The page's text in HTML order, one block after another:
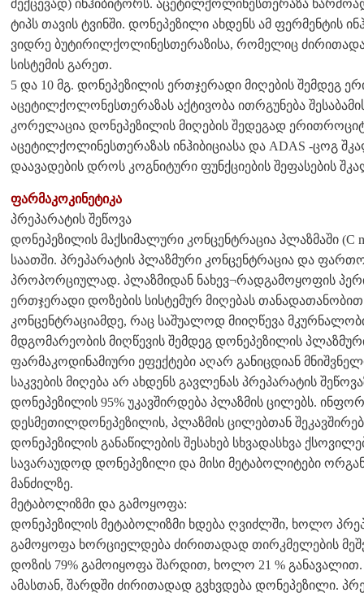
შექცევად) ინჰიბიტორს. აცეტილქოლინესთერაზა
ტიპს თავის ტვინში. დონეპეზილი ახდენს ამ ფერმენტის
ვიდრე ბუტირილქოლინესთერაზისა, რომელიც
სისტემის გარეთ.
5 და 10 მგ. დონეპეზილის ერთჯერადი მიღების შემდეგ
აცეტილქოლონესთერაზას აქტივობა ითრგუნება
კორელაცია დონეპეზილის მიღების შედეგად
აცეტილქოლინესთერაზას ინჰიბიციასა და ADAS -ცოგ
დაავადების დროს კოგნიტური ფუნქციების შეფასების
ფარმაკოკინეტიკა
პრეპარატის შეწოვა
დონეპეზილის მაქსიმალური კონცენტრაცია პლაზმაში (C
საათში. პრეპარატის პლაზმური კონცენტრაცია და
პროპორციულად. პლაზმიდან ნახევ¬რადგამოყოფის
ერთჯერადი დოზების სისტემურ მიღებას
კონცენტრაციამდე, რაც საშუალოდ მიიღწევა
მდგომარეობის მიღწევის შემდეგ დონეპეზილის
ფარმაკოდინამიური ეფექტები აღარ განიცდიან
საკვების მიღება არ ახდენს გავლენას პრეპარატის
დონეპეზილის 95% უკავშირდება პლაზმის ცილებს.
დესმეთილდონეპეზილის, პლაზმის ცილებთან
დონეპეზილის განაწილების შესახებ სხვადასხვა
სავარაუდოდ დონეპეზილი და მისი მეტაბოლიტები
მანძილზე.
მეტაბოლიზმი და გამოყოფა:
დონეპეზილის მეტაბოლიზმი ხდება ღვიძლში, ხოლო
გამოყოფა ხორციელდება ძირითადად თირკმელების
დოზის 79% გამოიყოფა შარდით, ხოლო 21 % განავალით.
ამასთან, შარდში ძირითადად გვხვდება დონეპეზილი.